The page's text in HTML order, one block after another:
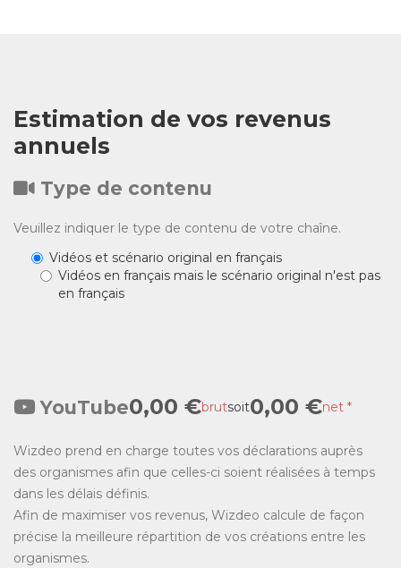
Estimation de vos revenus
annuels
Type de contenu
Veuillez indiquer le type de contenu de votre chaîne.
Vidéos et scénario original en français
Vidéos en français mais le scénario original n'est pas
en français
YouTube0,00 €brutsoit0,00 €net *
Wizdeo prend en charge toutes vos déclarations auprès
des organismes afin que celles-ci soient réalisées à temps
dans les délais définis.
Afin de maximiser vos revenus, Wizdeo calcule de façon
précise la meilleure répartition de vos créations entre les
organismes.